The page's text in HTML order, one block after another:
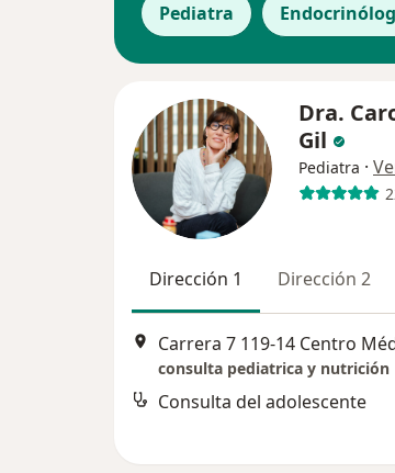
Pediatra
Dra.
Gil
Pediatra ·
Dirección 1 Dirección 2
consulta pediatrica y nutrición
Consulta del adolescente